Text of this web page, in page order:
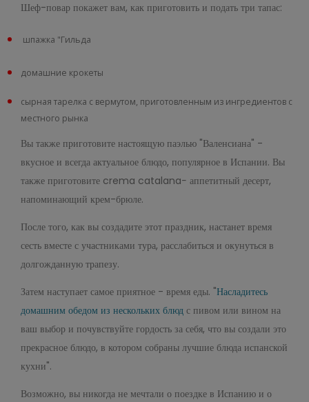
Шеф-повар покажет вам, как приготовить и подать три тапас:
шпажка "Гильда
домашние крокеты
сырная тарелка с вермутом, приготовленным из ингредиентов с
местного рынка
Вы также приготовите настоящую паэлью "Валенсиана" -
вкусное и всегда актуальное блюдо, популярное в Испании. Вы
также приготовите crema catalana- аппетитный десерт,
напоминающий крем-брюле.
После того, как вы создадите этот праздник, настанет время
сесть вместе с участниками тура, расслабиться и окунуться в
долгожданную трапезу.
Затем наступает самое приятное - время еды. "Насладитесь
домашним обедом из нескольких блюд с пивом или вином на
ваш выбор и почувствуйте гордость за себя, что вы создали это
прекрасное блюдо, в котором собраны лучшие блюда испанской
кухни".
Возможно, вы никогда не мечтали о поездке в Испанию и о